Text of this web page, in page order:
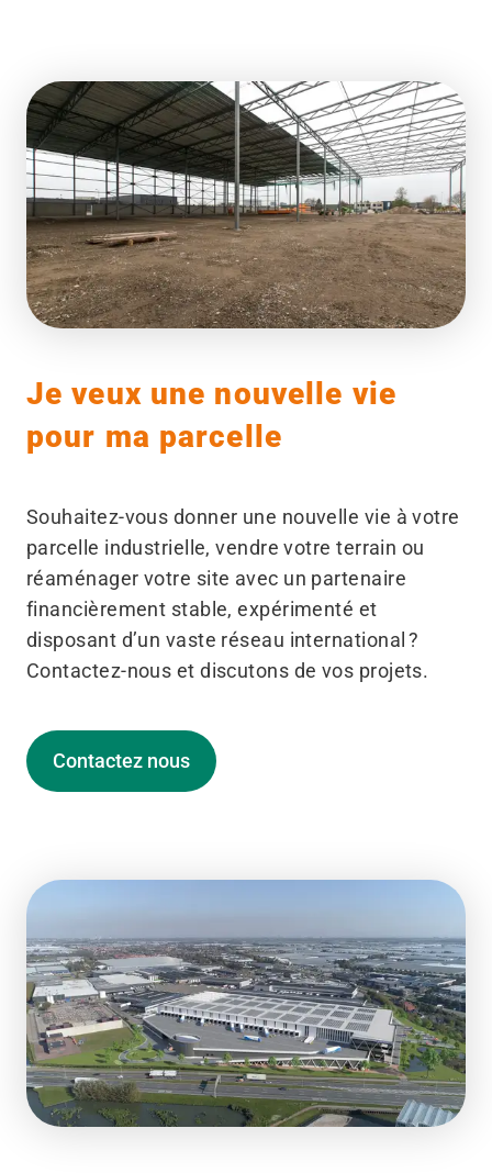
Je veux une nouvelle vie
pour ma parcelle
Souhaitez-vous donner une nouvelle vie à votre
parcelle industrielle, vendre votre terrain ou
réaménager votre site avec un partenaire
financièrement stable, expérimenté et
disposant d’un vaste réseau international ?
Contactez-nous et discutons de vos projets.
Contactez nous